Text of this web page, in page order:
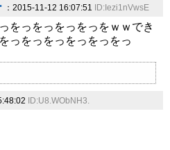
：2015-11-12 16:07:51 ID:Iezi1nVwsE
をっをっをっをっをｗｗでき
っをっをっをっをっをっ
ID:U8.WObNH3.